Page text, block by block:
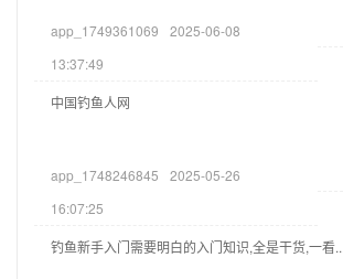
app_1749361069
2025-06-08
13:37:49
中国钓鱼人网
app_1748246845
2025-05-26
16:07:25
钓鱼新手入门需要明白的入门知识,全是干货,一看...